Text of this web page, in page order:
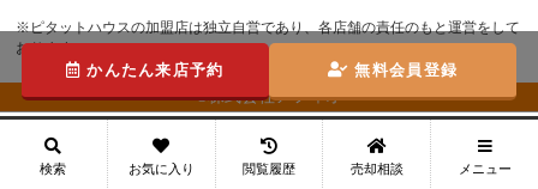
※ピタットハウスの加盟店は独立自営であり、各店舗の責任のもと運営をして
おります。
©株式会社アフィオ
かんたん来店予約 無料会員登録
検索 お気に入り 閲覧履歴 売却相談 メニュー